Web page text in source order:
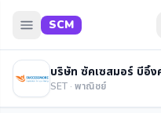
SCM
บริษัท ซัคเซสมอร์ บีอิ้ง
SET · พาณิชย์